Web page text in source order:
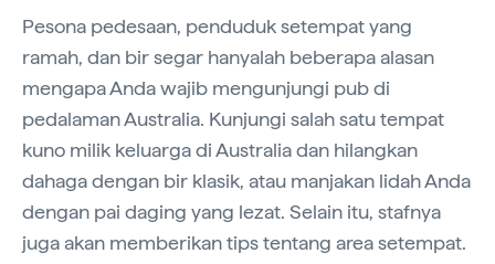
Pesona pedesaan, penduduk setempat yang
ramah, dan bir segar hanyalah beberapa alasan
mengapa Anda wajib mengunjungi pub di
pedalaman Australia. Kunjungi salah satu tempat
kuno milik keluarga di Australia dan hilangkan
dahaga dengan bir klasik, atau manjakan lidah Anda
dengan pai daging yang lezat. Selain itu, stafnya
juga akan memberikan tips tentang area setempat.